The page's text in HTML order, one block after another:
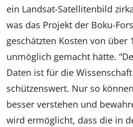
ein Landsat-Satellitenbild
was das Projekt der Boku-
geschätzten Kosten von über
unmöglich gemacht hätte.
Daten ist für die
schützenswert. Nur so
besser verstehen und
wird ermöglicht, dass die in